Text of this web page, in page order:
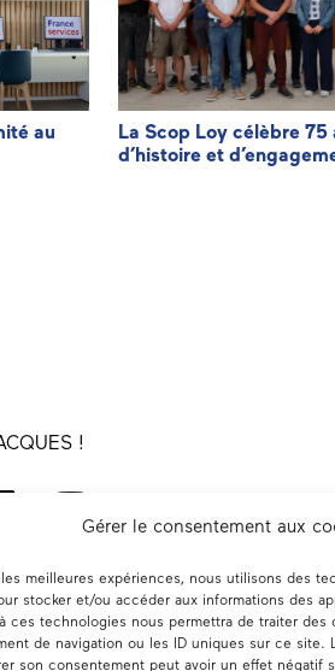
Gérer le consentement aux
meilleures expériences, nous utilisons des
stocker et/ou accéder aux informations des
ces technologies nous permettra de traiter des
de navigation ou les ID uniques sur ce site.
son consentement peut avoir un effet négatif
au
La Scop Loy célèbre 75
d’histoire et
!